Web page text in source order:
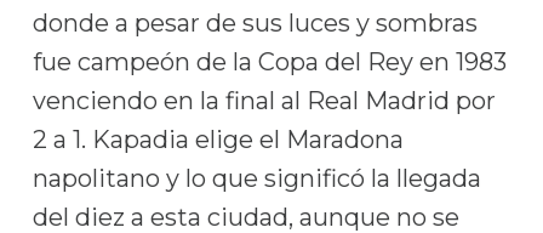
donde a pesar de sus luces y sombras
fue campeón de la Copa del Rey en 1983
venciendo en la final al Real Madrid por
2 a 1. Kapadia elige el Maradona
napolitano y lo que significó la llegada
del diez a esta ciudad, aunque no se